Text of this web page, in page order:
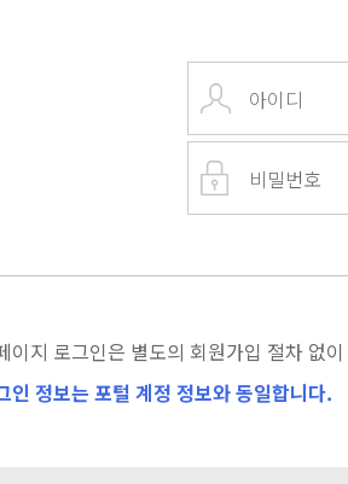
이지 로그인은 별도의 회원가입 절차 없이
인 정보는 포털 계정 정보와 동일합니다.